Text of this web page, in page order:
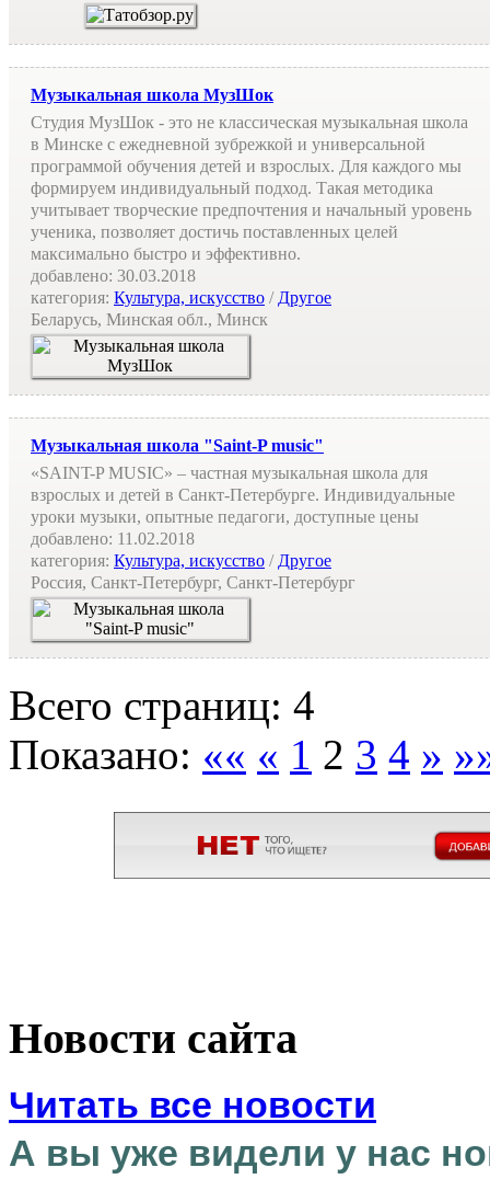
Музыкальная школа МузШок
Студия МузШок - это не классическая музыкальная школа
в Минске с ежедневной зубрежкой и универсальной
программой обучения детей и взрослых. Для каждого мы
формируем индивидуальный подход. Такая методика
учитывает творческие предпочтения и начальный уровень
ученика, позволяет достичь поставленных целей
максимально быстро и эффективно.
добавлено: 30.03.2018
категория: Культура, искусство /Другое
Беларусь, Минская обл., Минск
Музыкальная школа "Saint-P music"
«SAINT-P MUSIC» – частная музыкальная школа для
взрослых и детей в Санкт-Петербурге. Индивидуальные
уроки музыки, опытные педагоги, доступные цены
добавлено: 11.02.2018
категория: Культура, искусство /Другое
Россия, Санкт-Петербург, Санкт-Петербург
Всего страниц: 4
Показано: «« « 1 2 3 4 »
Новости сайта
Читать все новости
А вы уже видели у нас